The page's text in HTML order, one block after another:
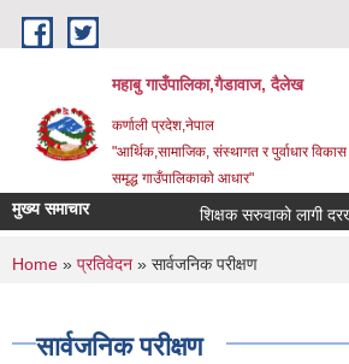
Skip to main content
महाबु गाउँपालिका,गैडावाज, दैलेख
कर्णाली प्रदेश,नेपाल
"आर्थिक,सामाजिक, संस्थागत र पुर्वाधार
समृद्ध गाउँपालिकाकाे आधार"
मुख्य समाचार शिक्षक सरुवाको लागी
You are here
Home » प्रतिवेदन » सार्वजनिक परीक्षण
सार्वजनिक परीक्षण